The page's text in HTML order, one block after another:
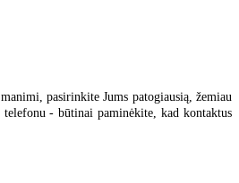
pasirinkite Jums patogiausią, žemiau
telefonu - būtinai paminėkite, kad kontaktus